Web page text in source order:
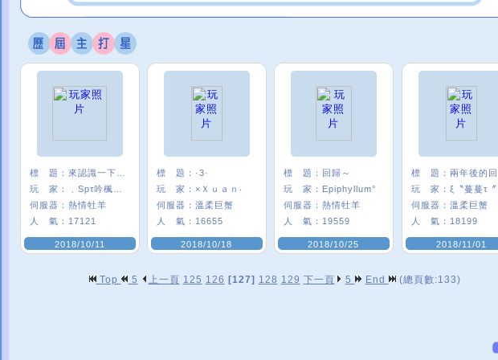
標 題：
玩 家：
伺服器： 熱情牡羊
人 氣： 17121
2018/10/11
標 題： ·3·
玩 家： ×Ｘｕａｎ‧
伺服器： 溫柔巨蟹
人 氣： 16655
2018/10/18
標 題： 回歸～
玩 家： Epiphyllum°
伺服器： 熱情牡羊
人 氣： 19559
2018/10/25
標 題：
玩 家： ξ〝蔓蔓τ
伺服器： 溫柔巨蟹
人 氣： 18199
2018/11/01
Top 5 上一頁 125 126 [127] 128 129 下一頁 5 End (總頁數:133)